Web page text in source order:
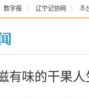
数字报 辽宁记协网 조
有味的干果人